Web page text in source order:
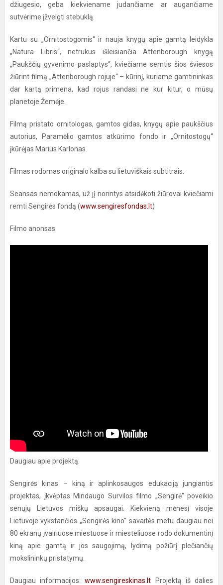
džiugesio, geba kiekviename judančiame ar augančiame
sutvėrime įžvelgti stebuklą.
Kartu su „Ornitostogomis“ ir nauja knygų apie gamtą leidykla
„Natura Libris“, netrukus išleisiančia Attenborough knygą
„Paukščių gyvenimo paslaptys“, kviečiame semtis šios šviesos
žiūrint filmą „Attenborough rojuje“ – kūrinį, kuriame gamtininkas
dar kartą primena, kad rojus randasi ne kur kitur, o mūsų
planetoje Žemėje.
Filmą pristato ornitologas, gamtos gidas, knygų apie paukščius
autorius, Paramėlio gamtos atkūrimo fondo ir „Ornitostogų“
įkūrėjas Marius Karlonas.
Filmas rodomas originalo kalba su lietuviškais subtitrais.
Seansas nemokamas, už jį norintys atsidėkoti žiūrovai kviečiami
remti Sengirės fondą (www.sengiresfondas.lt)
Filmo anonsas
Daugiau apie projektą:
Sengirės kinas – kiną ir aplinkosaugos edukaciją jungiantis
projektas, įkvėptas Mindaugo Survilos filmo „Sengirė“ poveikio
senųjų Lietuvos miškų apsaugai. Kiekvieną mėnesį visoje
Lietuvoje vykstančios „Sengirės kino“ savaitės metu daugiau nei
80 ekranų įvairiuose miestuose ir miesteliuose rodo dokumentinį
kiną apie gamtą ir jos saugojimą, lydimą požiūrį plečiančių
mokslininkų pristatymų.
Daugiau informacijos:www.sengireskinas.lt Projektą iš dalies